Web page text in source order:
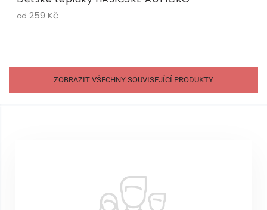
od 259 Kč
ZOBRAZIT VŠECHNY SOUVISEJÍCÍ PRODUKTY